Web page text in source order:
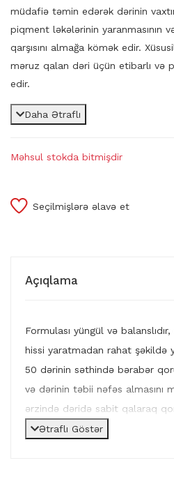
müdafiə təmin edərək dərinin
piqment ləkələrinin yaranmasının
qarşısını almağa kömək edir.
məruz qalan dəri üçün etibarlı və
edir.
Daha Ətraflı
Məhsul stokda bitmişdir
Seçilmişlərə əlavə et
Açıqlama
Formulası yüngül və balanslıdır,
hissi yaratmadan rahat şəkildə
50 dərinin səthində bərabər
və dərinin təbii nəfəs almasını
ərzində dəridə sabit qalaraq
eyni zamanda makiyaj altında
Ətraflı Göstər